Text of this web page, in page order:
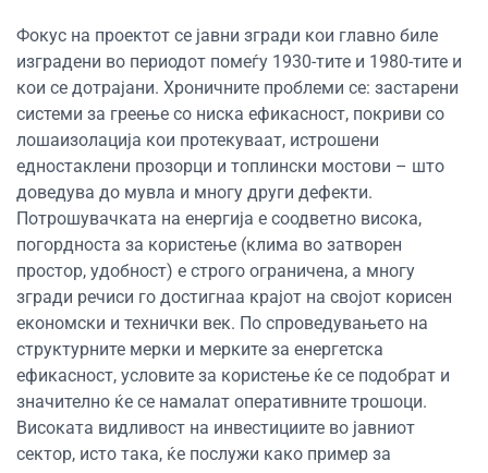
Фокус на проектот се јавни згради кои главно биле
изградени во периодот помеѓу 1930-тите и 1980-тите и
кои се дотрајани. Хроничните проблеми се: застарени
системи за греење со ниска ефикасност, покриви со
лошаизолација кои протекуваат, истрошени
едностаклени прозорци и топлински мостови – што
доведува до мувла и многу други дефекти.
Потрошувачката на енергија е соодветно висока,
погордноста за користење (клима во затворен
простор, удобност) е строго ограничена, а многу
згради речиси го достигнаа крајот на својот корисен
економски и технички век. По спроведувањето на
структурните мерки и мерките за енергетска
ефикасност, условите за користење ќе се подобрат и
значително ќе се намалат оперативните трошоци.
Високата видливост на инвестициите во јавниот
сектор, исто така, ќе послужи како пример за